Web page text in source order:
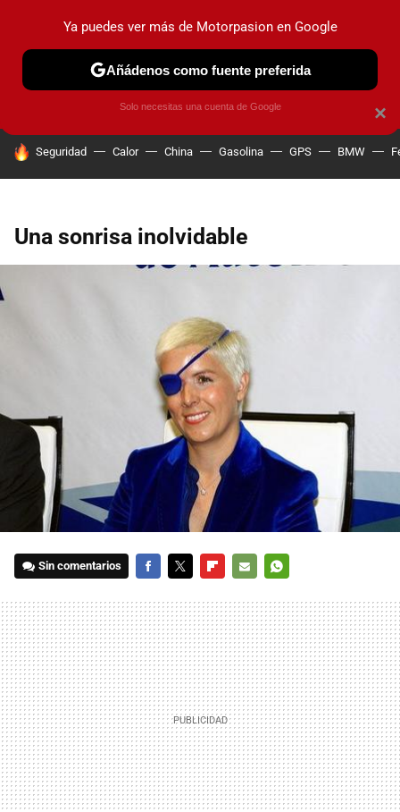
PRUEBAS COCHES ELÉCTRICOS OBSERVATORIO
HOY SE HABLA DE
Seguridad Calor China Gasolina GPS BMW
Una sonrisa inolvidable
Sin comentarios
MAIL
×
Ya puedes ver más de Motorpasion en Google
Añádenos como fuente preferida
Solo necesitas una cuenta de Google